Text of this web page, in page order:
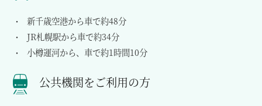
新千歳空港から車で約48分
JR札幌駅から車で約34分
小樽運河から、車で約1時間10分
公共機関をご利用の方